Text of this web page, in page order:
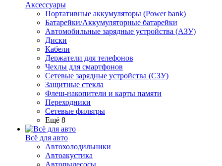
Аксессуары
Портативные аккумуляторы (Power bank)
Батарейки/Аккумуляторные батарейки
Автомобильные зарядные устройства (АЗУ)
Диски
Кабели
Держатели для телефонов
Чехлы для смартфонов
Сетевые зарядные устройства (СЗУ)
Защитные стекла
Флеш-накопители и карты памяти
Переходники
Сетевые фильтры
Ещё 8
Всё для авто
Автохолодильники
Автоакустика
Автопылесосы